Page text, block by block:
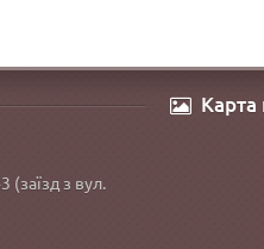
(заїзд з вул.
Карта